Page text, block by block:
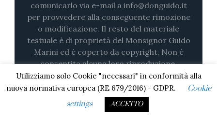
comunicarlo via e-mail a info@donguido.it
per provvedere alla conseguente rimozione
o modificazione. Il resto del materiale
testuale è di proprietà del Monsignor Guido
Marini ed è coperto da copyright. Non è
consentita alcuna loro riproduzione,
nemmeno parziale (su stampa o in digitale)
senza il consenso esplicito.
Utilizziamo solo Cookie "necessari" in conformità alla
nuova normativa europea (RE 679/2016) - GDPR.
Cookie
settings
ACCETTO